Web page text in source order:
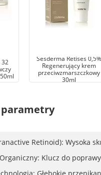
32
Sesderma Retises 0,5%
Regenerujący krem
przeciwzmarszczkowy
30ml
parametry
Retinoid): Wysoka
Klucz do
Głębokie